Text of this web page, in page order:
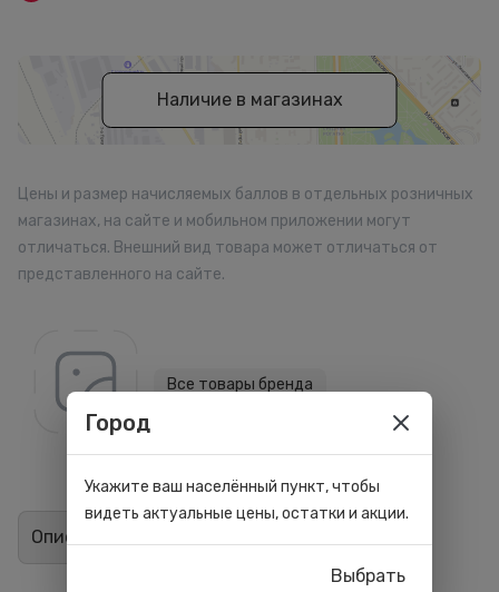
Наличие в магазинах
Цены и размер начисляемых баллов в отдельных розничных
магазинах, на сайте и мобильном приложении могут
отличаться. Внешний вид товара может отличаться от
представленного на сайте.
Все товары бренда
Описание
Город
Укажите ваш населённый пункт, чтобы
видеть актуальные цены, остатки и акции.
Выбрать